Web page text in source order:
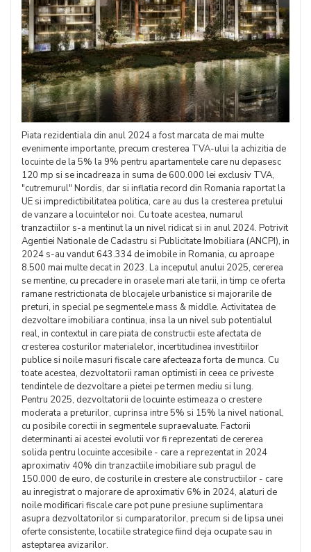
Piata rezidentiala din anul 2024 a fost marcata de mai multe
evenimente importante, precum cresterea TVA-ului la achizitia de
locuinte de la 5% la 9% pentru apartamentele care nu depasesc
120 mp si se incadreaza in suma de 600.000 lei exclusiv TVA,
"cutremurul" Nordis, dar si inflatia record din Romania raportat la
UE si impredictibilitatea politica, care au dus la cresterea pretului
de vanzare a locuintelor noi. Cu toate acestea, numarul
tranzactiilor s-a mentinut la un nivel ridicat si in anul 2024. Potrivit
Agentiei Nationale de Cadastru si Publicitate Imobiliara (ANCPI), in
2024 s-au vandut 643.334 de imobile in Romania, cu aproape
8.500 mai multe decat in 2023. La inceputul anului 2025, cererea
se mentine, cu precadere in orasele mari ale tarii, in timp ce oferta
ramane restrictionata de blocajele urbanistice si majorarile de
preturi, in special pe segmentele mass & middle. Activitatea de
dezvoltare imobiliara continua, insa la un nivel sub potentialul
real, in contextul in care piata de constructii este afectata de
cresterea costurilor materialelor, incertitudinea investitiilor
publice si noile masuri fiscale care afecteaza forta de munca. Cu
toate acestea, dezvoltatorii raman optimisti in ceea ce priveste
tendintele de dezvoltare a pietei pe termen mediu si lung.
Pentru 2025, dezvoltatorii de locuinte estimeaza o crestere
moderata a preturilor, cuprinsa intre 5% si 15% la nivel national,
cu posibile corectii in segmentele supraevaluate. Factorii
determinanti ai acestei evolutii vor fi reprezentati de cererea
solida pentru locuinte accesibile - care a reprezentat in 2024
aproximativ 40% din tranzactiile imobiliare sub pragul de
150.000 de euro, de costurile in crestere ale constructiilor - care
au inregistrat o majorare de aproximativ 6% in 2024, alaturi de
noile modificari fiscale care pot pune presiune suplimentara
asupra dezvoltatorilor si cumparatorilor, precum si de lipsa unei
oferte consistente, locatiile strategice fiind deja ocupate sau in
asteptarea avizarilor.